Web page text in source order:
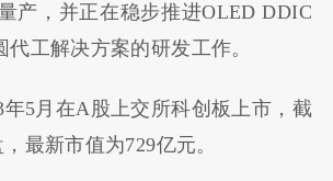
产，并正在稳步推进OLED DDIC
代工解决方案的研发工作。
年5月在A股上交所科创板上市，截
最新市值为729亿元。